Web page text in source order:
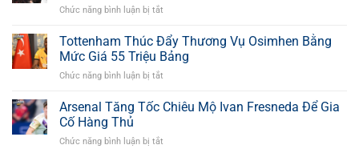
Chức năng bình luận bị tắt
Madrid
Gây
Inter
Tottenham Thúc Đẩy Thương Vụ Osimhen Bằng
Mức Giá 55 Triệu Bảng
Chức năng bình luận bị tắt
Thúc
Arsenal Tăng Tốc Chiêu Mộ Ivan Fresneda Để Gia
Cố Hàng Thủ
Chức năng bình luận bị tắt